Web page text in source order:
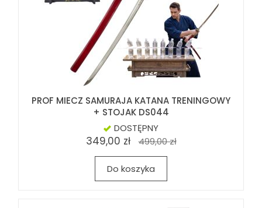
PROF MIECZ SAMURAJA KATANA TRENINGOWY
+ STOJAK DS044
DOSTĘPNY
349,00 zł 499,00 zł
Do koszyka